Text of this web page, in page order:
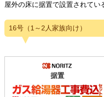
屋外の床に据置で設置されてい
16号（1～2人家族向け）
据置